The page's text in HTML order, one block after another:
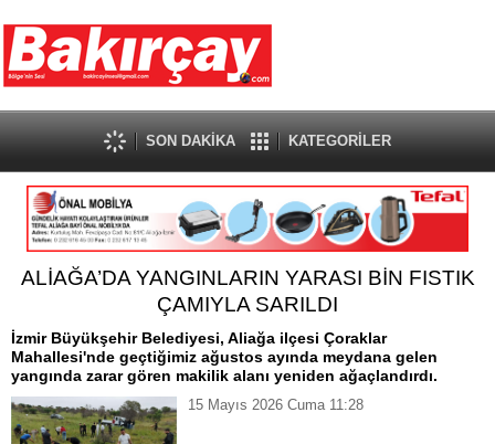
SON DAKİKA KATEGORİLER
ALİAĞA’DA YANGINLARIN YARASI BİN FISTIK
ÇAMIYLA SARILDI
İzmir Büyükşehir Belediyesi, Aliağa ilçesi Çoraklar
Mahallesi'nde geçtiğimiz ağustos ayında meydana gelen
yangında zarar gören makilik alanı yeniden ağaçlandırdı.
15 Mayıs 2026 Cuma 11:28